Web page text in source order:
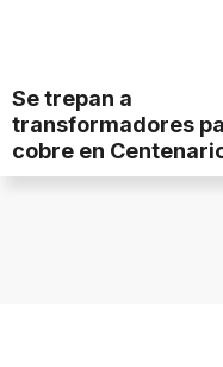
Se trepan a
transformadores
cobre en
sin luz a siete